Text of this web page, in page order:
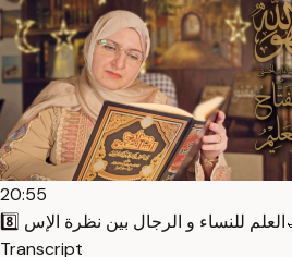
20:55
8️⃣ الفتًاح العليم 🌙العلم للنساء و الرجال بين نظرة الإس… —
Transcript